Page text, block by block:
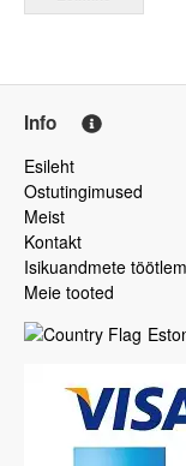
Info
Esileht
Ostutingimused
Meist
Kontakt
Isikuandmete
Meie tooted